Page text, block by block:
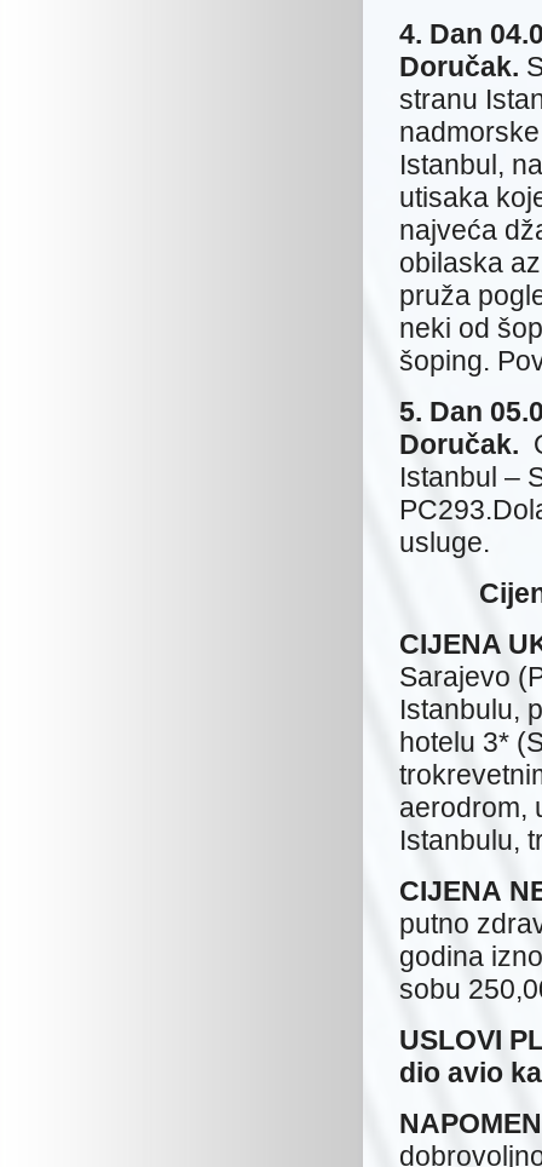
4. Dan
Doručak.
stranu
Istanbul,
utisaka
najveća
obilaska
pruža
neki od
šoping.
5. Dan
Doručak.
Istanbul –
usluge.
CIJENA
Sarajevo
Istanbulu,
hotelu 3*
aerodrom,
Istanbulu,
CIJENA
putno
godina
sobu
USLOVI
dio avio